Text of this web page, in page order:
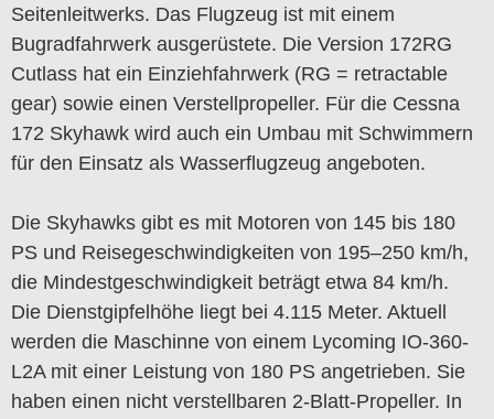
Seitenleitwerks. Das Flugzeug ist mit einem
Bugradfahrwerk ausgerüstete. Die Version 172RG
Cutlass hat ein Einziehfahrwerk (RG = retractable
gear) sowie einen Verstellpropeller. Für die Cessna
172 Skyhawk wird auch ein Umbau mit Schwimmern
für den Einsatz als Wasserflugzeug angeboten.
Die Skyhawks gibt es mit Motoren von 145 bis 180
PS und Reisegeschwindigkeiten von 195–250 km/h,
die Mindestgeschwindigkeit beträgt etwa 84 km/h.
Die Dienstgipfelhöhe liegt bei 4.115 Meter. Aktuell
werden die Maschinne von einem Lycoming IO-360-
L2A mit einer Leistung von 180 PS angetrieben. Sie
haben einen nicht verstellbaren 2-Blatt-Propeller. In